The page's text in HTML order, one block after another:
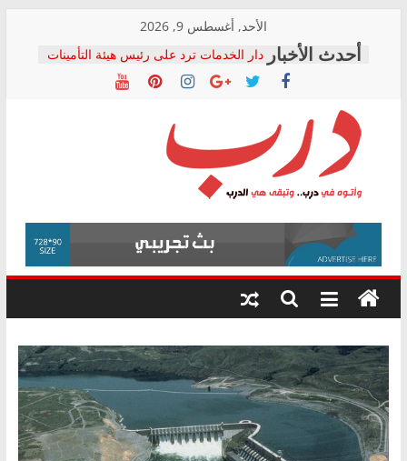
content
الأحد, أغسطس 9, 2026
دار الخدمات ترد على رئيس هيئة التأمينات
بعد مؤتمره الصحفي: إنكار الأزمة لا ينهي
معاناة أصحاب المعاشات.. ونطالب بكشف
فرحات سليمان يكتب: القطاع الصحي إلى
أين؟
حزب التحالف الشعبي يطلق لجنة “الحق
في الصحة” بالإسكندرية لرصد الانتهاكات
ودعم المرضى
الوزاري لمدينة الصحفيين.. وانتهاء أعمال
إنشاء المبنى الإداري
المجلس القومي لحقوق الإنسان يعلن
متابعة قضية الدكتور محمد زهران.. ويؤكد:
قرينة البراءة وضمانات المحاكمة العادلة
درب
وأتوه
درب..
وتبقى
هي